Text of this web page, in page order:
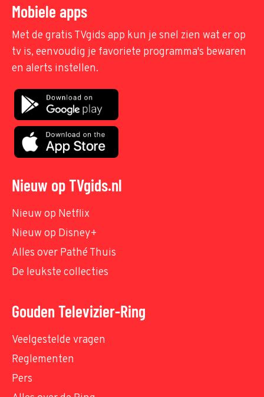
Mobiele apps
Met de gratis TVgids app kun je snel zien wat er op
tv is, eenvoudig je favoriete programma's bewaren
en alerts instellen.
Nieuw op TVgids.nl
Nieuw op Netflix
Nieuw op Disney+
Alles over Pathé Thuis
De leukste collecties
Gouden Televizier-Ring
Veelgestelde vragen
Reglementen
Pers